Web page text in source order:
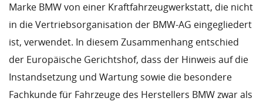
Marke BMW von einer Kraftfahrzeugwerkstatt, die nicht
in die Vertriebsorganisation der BMW-AG eingegliedert
ist, verwendet. In diesem Zusammenhang entschied
der Europäische Gerichtshof, dass der Hinweis auf die
Instandsetzung und Wartung sowie die besondere
Fachkunde für Fahrzeuge des Herstellers BMW zwar als